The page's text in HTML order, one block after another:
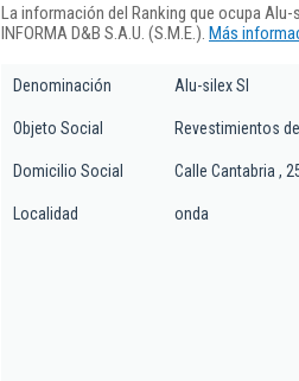
La información del Ranking que ocupa
INFORMA D&B S.A.U. (S.M.E.). Más
Denominación Alu-silex Sl
Objeto Social Revestimientos
Domicilio Social Calle Cantabria ,
Localidad onda